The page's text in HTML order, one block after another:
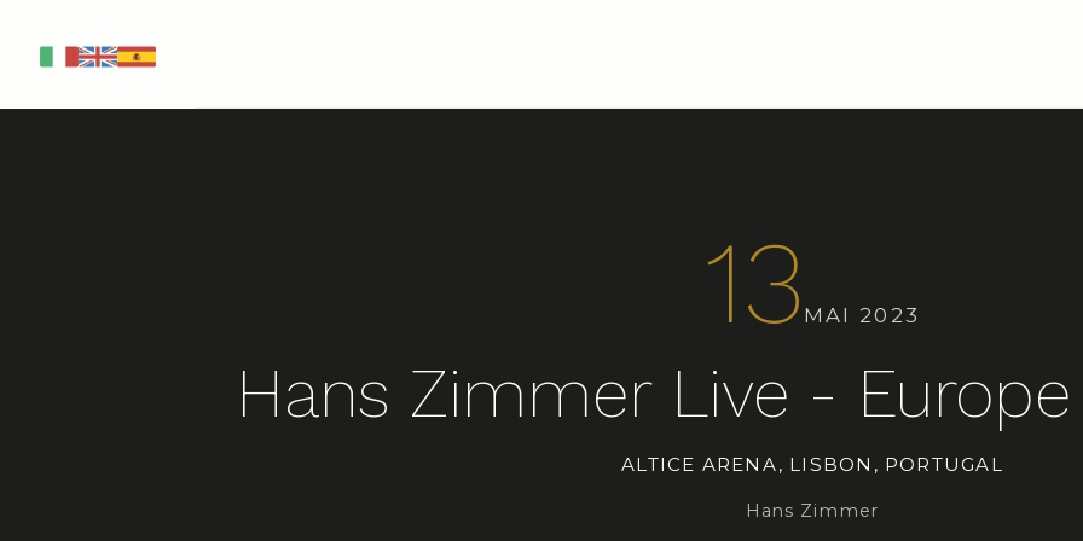
EN ES
13 MAI 2023
Hans Zimmer Live -
ALTICE ARENA, LISBON, PORTUGAL
Hans Zimmer